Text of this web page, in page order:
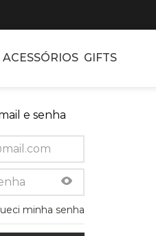
ACESSÓRIOS GIFTS
e senha
minha senha